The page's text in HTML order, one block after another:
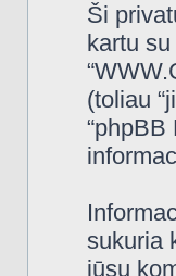
Ši
kartu su
(toliau
“phpBB
sukuria
jūsų